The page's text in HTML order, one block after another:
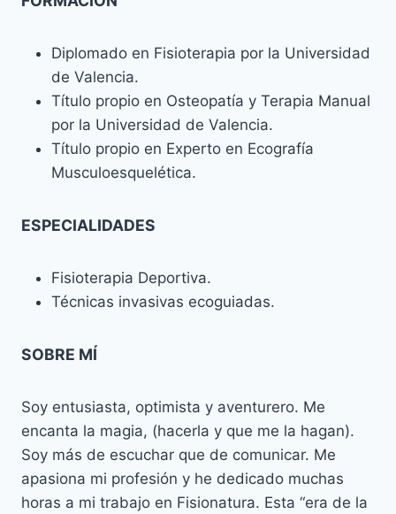
Diplomado en Fisioterapia por la Universidad
de Valencia.
Título propio en Osteopatía y Terapia Manual
por la Universidad de Valencia.
Título propio en Experto en Ecografía
Musculoesquelética.
ESPECIALIDADES
Fisioterapia Deportiva.
Técnicas invasivas ecoguiadas.
SOBRE MÍ
Soy entusiasta, optimista y aventurero. Me
encanta la magia, (hacerla y que me la hagan).
Soy más de escuchar que de comunicar. Me
apasiona mi profesión y he dedicado muchas
horas a mi trabajo en Fisionatura. Esta “era de la